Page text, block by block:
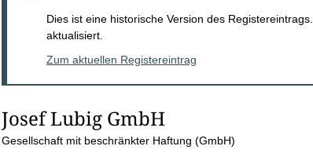
e
Dies ist eine historische Version des
aktualisiert.
Zum aktuellen Registereintrag
Josef Lubig GmbH
Gesellschaft mit beschränkter Haftung (GmbH)